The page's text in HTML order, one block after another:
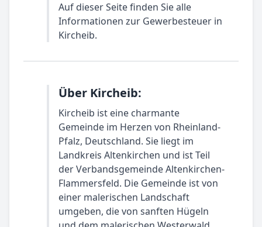
Auf dieser Seite finden Sie alle
Informationen zur Gewerbesteuer in
Kircheib.
Über Kircheib:
Kircheib ist eine charmante
Gemeinde im Herzen von Rheinland-
Pfalz, Deutschland. Sie liegt im
Landkreis Altenkirchen und ist Teil
der Verbandsgemeinde Altenkirchen-
Flammersfeld. Die Gemeinde ist von
einer malerischen Landschaft
umgeben, die von sanften Hügeln